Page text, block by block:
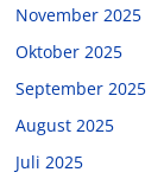
November 2025
Oktober 2025
September 2025
August 2025
Juli 2025